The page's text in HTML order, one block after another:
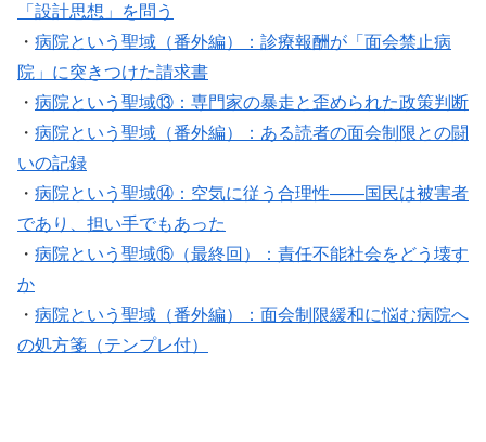
「設計思想」を問う
・ 病院という聖域（番外編）：診療報酬が「面会禁止病
院」に突きつけた請求書
・ 病院という聖域⑬：専門家の暴走と歪められた政策判断
・ 病院という聖域（番外編）：ある読者の面会制限との闘
いの記録
・ 病院という聖域⑭：空気に従う合理性——国民は被害者
であり、担い手でもあった
・ 病院という聖域⑮（最終回）：責任不能社会をどう壊す
か
・ 病院という聖域（番外編）：面会制限緩和に悩む病院へ
の処方箋（テンプレ付）